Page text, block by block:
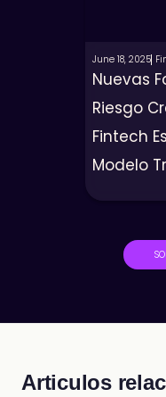
June 18, 2025
Nuevas
Riesgo
Fintech
Modelo
Articulos